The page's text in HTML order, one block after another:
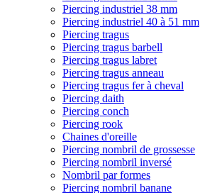
Piercing industriel 38 mm
Piercing industriel 40 à 51 mm
Piercing tragus
Piercing tragus barbell
Piercing tragus labret
Piercing tragus anneau
Piercing tragus fer à cheval
Piercing daith
Piercing conch
Piercing rook
Chaines d'oreille
Piercing nombril de grossesse
Piercing nombril inversé
Nombril par formes
Piercing nombril banane